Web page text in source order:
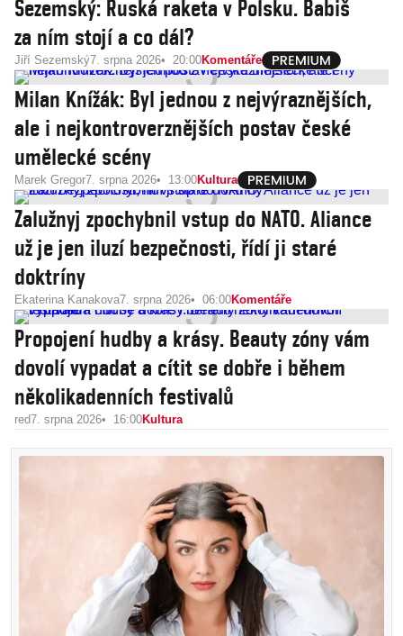
Sezemský: Ruská raketa v Polsku. Babiš
za ním stojí a co dál?
Jiří Sezemský7. srpna 2026 20:00Komentáře
Milan Knížák: Byl jednou z nejvýraznějších,
ale i nejkontroverznějších postav české
umělecké scény
Marek Gregor7. srpna 2026 13:00Kultura
Zalužnyj zpochybnil vstup do NATO. Aliance
už je jen iluzí bezpečnosti, řídí ji staré
doktríny
Ekaterina Kanakova7. srpna 2026 06:00Komentáře
Propojení hudby a krásy. Beauty zóny vám
dovolí vypadat a cítit se dobře i během
několikadenních festivalů
red7. srpna 2026 16:00Kultura